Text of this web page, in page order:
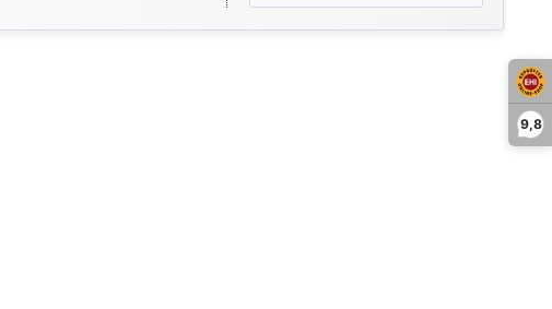
9,8